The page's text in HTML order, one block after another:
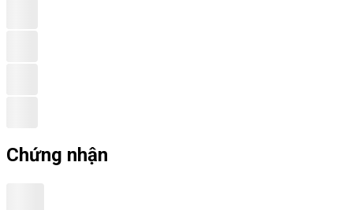
Chứng nhận